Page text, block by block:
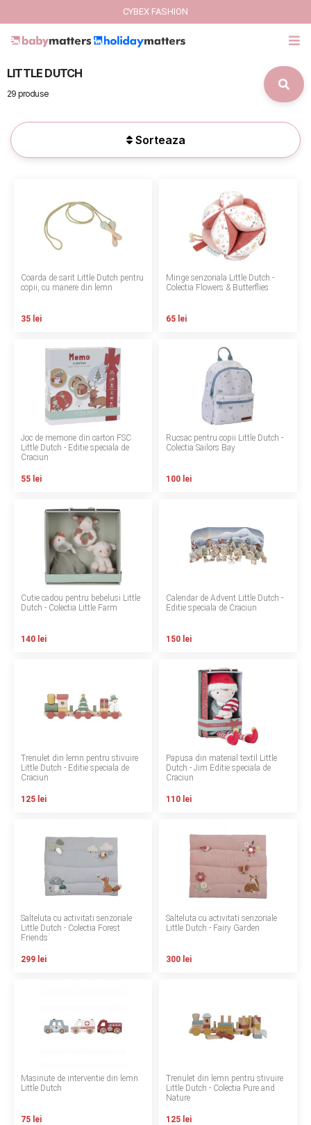
GIFT CARD
Italbaby Collections
CARUCIOARE COPII
SCAUNE AUTO
SCOICI AUTO
CAMERA COPILULUI
JUCARII
MARSUPII BEBELUSI
BABY MONITORS
HRANIRE SI DIVERSIFICARE
CASA SI CURATENIE
Informatii companie
Blog
Showroom
Depozit
Q & A
Branduri
Termeni si conditii
Politica de livrare si retur
CYBEX FASHION
LITTLE DUTCH
29 produse
Sorteaza
Coarda de sarit Little Dutch pentru
copii, cu manere din lemn
35 lei
Minge senzoriala Little Dutch -
Colectia Flowers & Butterflies
65 lei
Joc de memorie din carton FSC
Little Dutch - Editie speciala de
Craciun
55 lei
Rucsac pentru copii Little Dutch -
Colectia Sailors Bay
100 lei
Cutie cadou pentru bebelusi Little
Dutch - Colectia Little Farm
140 lei
Calendar de Advent Little Dutch -
Editie speciala de Craciun
150 lei
Trenulet din lemn pentru stivuire
Little Dutch - Editie speciala de
Craciun
125 lei
Papusa din material textil Little
Dutch - Jim Editie speciala de
Craciun
110 lei
Salteluta cu activitati senzoriale
Little Dutch - Colectia Forest
Friends
299 lei
Salteluta cu activitati senzoriale
Little Dutch - Fairy Garden
300 lei
Masinute de interventie din lemn
Little Dutch
75 lei
Trenulet din lemn pentru stivuire
Little Dutch - Colectia Pure and
Nature
125 lei